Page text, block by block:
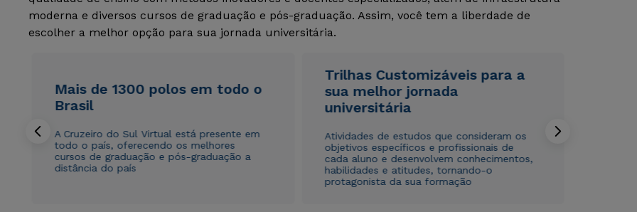
moderna e diversos cursos de graduação e pós-graduação. Assim, você tem a liberdade de
escolher a melhor opção para sua jornada universitária.
Mais de 1300 polos em todo o
Brasil
A Cruzeiro do Sul Virtual está presente em
todo o país, oferecendo os melhores
cursos de graduação e pós-graduação a
distância do país
Trilhas Customizáveis para a
sua melhor jornada
universitária
Atividades de estudos que consideram os
objetivos específicos e profissionais de
cada aluno e desenvolvem conhecimentos,
habilidades e atitudes, tornando-o
protagonista da sua formação
WhatsApp
ou
WhatsApp
ou